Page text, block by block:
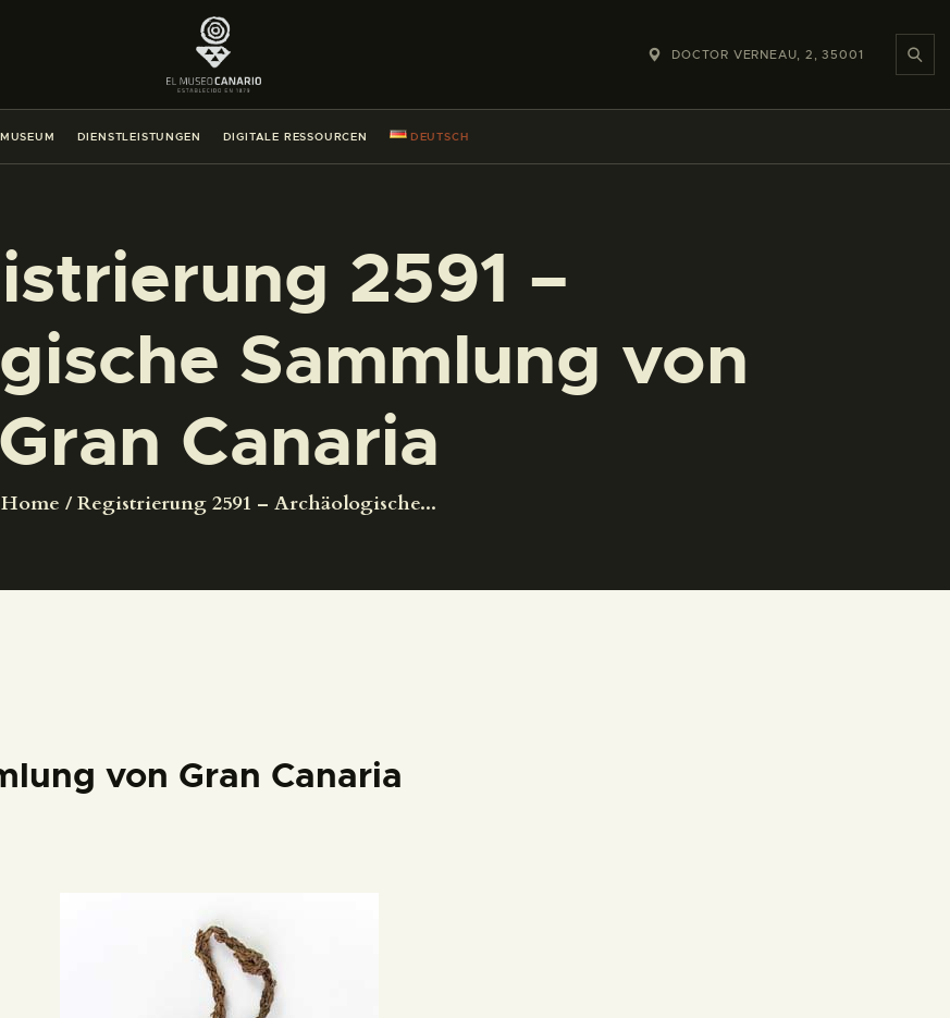
DOCTOR VERNEAU, 2, 35001
DIENSTLEISTUNGEN DIGITALE RESSOURCEN DEUTSCH
2591 –
Sammlung von
Gran Canaria
Home Registrierung 2591 – Archäologische...
RESSOURCEN
MUSEUM
RESSOURCEN
DEUTSCH
von Gran Canaria